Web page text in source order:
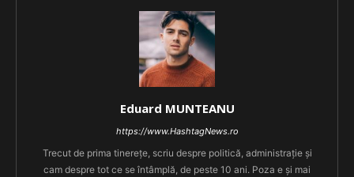
Eduard MUNTEANU
https://www.HashtagNews.ro
Trecut de prima tinerețe, scriu despre politică, administrație și
cam despre tot ce se întâmplă, de peste 10 ani. Poza e și mai